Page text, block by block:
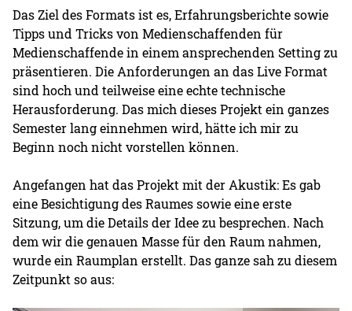
Das Ziel des Formats ist es, Erfahrungsberichte sowie
Tipps und Tricks von Medienschaffenden für
Medienschaffende in einem ansprechenden Setting zu
präsentieren. Die Anforderungen an das Live Format
sind hoch und teilweise eine echte technische
Herausforderung. Das mich dieses Projekt ein ganzes
Semester lang einnehmen wird, hätte ich mir zu
Beginn noch nicht vorstellen können.
Angefangen hat das Projekt mit der Akustik: Es gab
eine Besichtigung des Raumes sowie eine erste
Sitzung, um die Details der Idee zu besprechen. Nach
dem wir die genauen Masse für den Raum nahmen,
wurde ein Raumplan erstellt. Das ganze sah zu diesem
Zeitpunkt so aus: